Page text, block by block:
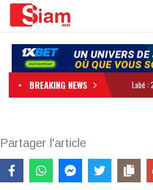
BREAKING NEWS
Partager l'article